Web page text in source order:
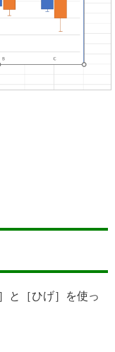
と［ひげ］を使っ